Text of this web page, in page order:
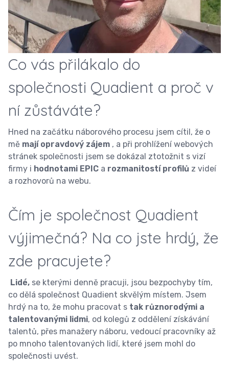
Co vás přilákalo do
společnosti Quadient a proč v
ní zůstáváte?
Hned na začátku náborového procesu jsem cítil, že o
mě mají opravdový zájem , a při prohlížení webových
stránek společnosti jsem se dokázal ztotožnit s vizí
firmy i hodnotami EPIC a rozmanitostí profilů z videí
a rozhovorů na webu.
Čím je společnost Quadient
výjimečná? Na co jste hrdý, že
zde pracujete?
Lidé, se kterými denně pracuji, jsou bezpochyby tím,
co dělá společnost Quadient skvělým místem. Jsem
hrdý na to, že mohu pracovat s tak různorodými a
talentovanými lidmi, od kolegů z oddělení získávání
talentů, přes manažery náboru, vedoucí pracovníky až
po mnoho talentovaných lidí, které jsem mohl do
společnosti uvést.